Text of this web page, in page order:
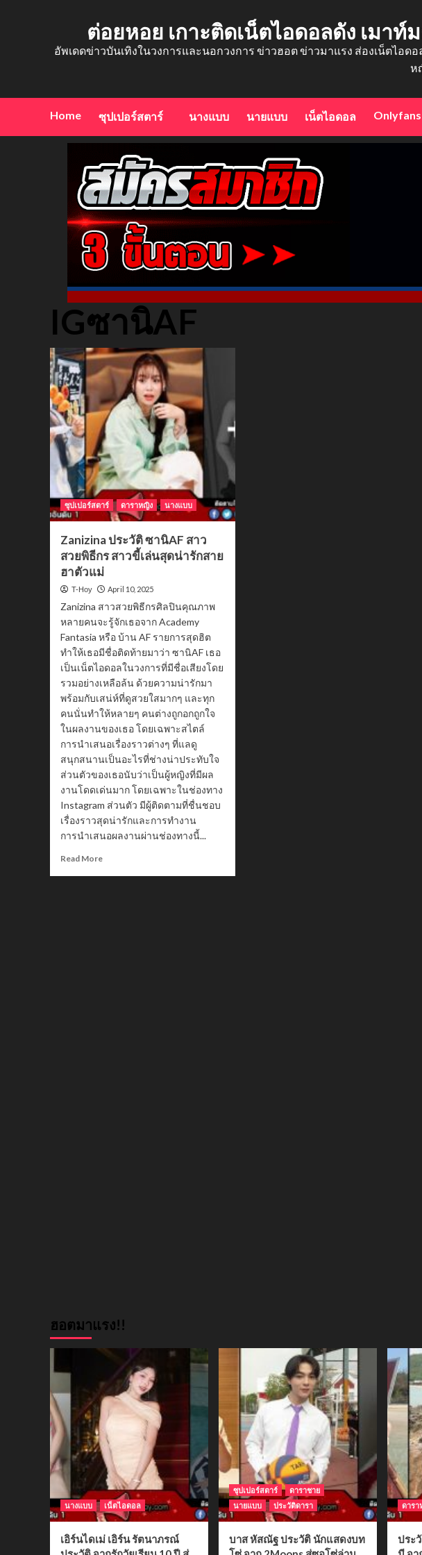
ต่อยหอย เกาะติดเน็ตไอดอลดัง เมา
อัพเดดข่าวบันเทิงในวงการและนอกวงการ ข่าวฮอต ข่าวมาแรง ส่องเน็ตไอ
ห
Home ซุปเปอร์สตาร์ นางแบบ นายแบบ เน็ตไอดอล
IGซานิAF
ซุปเปอร์สตาร์ ดาราหญิง นางแบบ
Zanizina ประวัติ ซานิAF สาว
สวยพิธีกร สาวขี้เล่นสุดน่ารักสาย
ฮาตัวแม่
T-Hoy April 10, 2025
Zanizina สาวสวยพิธีกรศิลปินคุณภาพ
หลายคนจะรู้จักเธอจาก Academy
Fantasia หรือ บ้าน AF รายการสุดฮิต
ทำให้เธอมีชื่อติดท้ายมาว่า ซานิAF เธอ
เป็นเน็ตไอดอลในวงการที่มีชื่อเสียงโดย
รวมอย่างเหลือล้น ด้วยความน่ารักมา
พร้อมกับเสน่ห์ที่ดูสวยใสมากๆ และทุก
คนนั่นทำให้หลายๆ คนต่างถูกอกถูกใจ
ในผลงานของเธอ โดยเฉพาะสไตล์
การนำเสนอเรื่องราวต่างๆ ที่แลดู
สนุกสนานเป็นอะไรที่ช่างน่าประทับใจ
ส่วนตัวของเธอนับว่าเป็นผู้หญิงที่มีผล
งานโดดเด่นมาก โดยเฉพาะในช่องทาง
Instagram ส่วนตัว มีผู้ติดตามที่ชื่นชอบ
เรื่องราวสุดน่ารักและการทำงาน
การนำเสนอผลงานผ่านช่องทางนี้...
Read MoreRead
ฮอตมาแรง!!
นางแบบ เน็ตไอดอล
เอิร์นไดเม่ เอิร์น รัตนาภรณ์
ซุปเปอร์สตาร์
ดาราชาย
นายแบบ
ประวัติดารา
บาส หัสณัฐ ประวัติ นักแสดงบท
ดารา
ประ